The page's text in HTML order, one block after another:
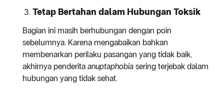
Tetap Bertahan dalam Hubungan Toksik
Bagian ini masih berhubungan dengan poin
sebelumnya. Karena mengabaikan bahkan
membenarkan perilaku pasangan yang tidak baik,
akhirnya penderita anuptaphobia sering terjebak dalam
hubungan yang tidak sehat.